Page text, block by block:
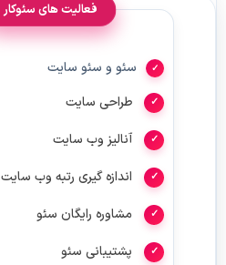
فعالیت های سئوکار
سئو و سئو سایت
طراحی سایت
آنالیز وب سایت
اندازه گیری رتبه وب سایت
مشاوره رایگان سئو
پشتیبانی سئو